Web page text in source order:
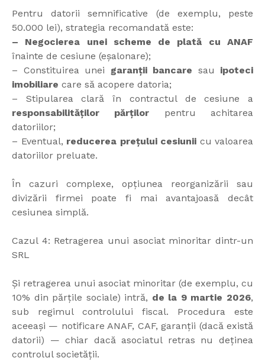
Pentru datorii semnificative (de exemplu, peste
50.000 lei), strategia recomandată este:
– Negocierea unei scheme de plată cu ANAF
înainte de cesiune (eșalonare);
– Constituirea unei garanții bancare sau ipoteci
imobiliare care să acopere datoria;
– Stipularea clară în contractul de cesiune a
responsabilităților părților pentru achitarea
datoriilor;
– Eventual, reducerea prețului cesiunii cu valoarea
datoriilor preluate.
În cazuri complexe, opțiunea reorganizării sau
divizării firmei poate fi mai avantajoasă decât
cesiunea simplă.
Cazul 4: Retragerea unui asociat minoritar dintr-un
SRL
Și retragerea unui asociat minoritar (de exemplu, cu
10% din părțile sociale) intră, de la 9 martie 2026,
sub regimul controlului fiscal. Procedura este
aceeași — notificare ANAF, CAF, garanții (dacă există
datorii) — chiar dacă asociatul retras nu deținea
controlul societății.